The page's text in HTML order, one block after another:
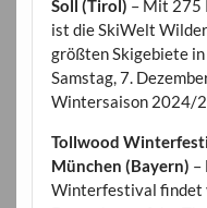
Soll (Tirol) – Mit 275
ist die SkiWelt
größten Skigebiete
Samstag, 7.
Wintersaison 2024/
Tollwood
München (Bayern) –
Winterfestival findet